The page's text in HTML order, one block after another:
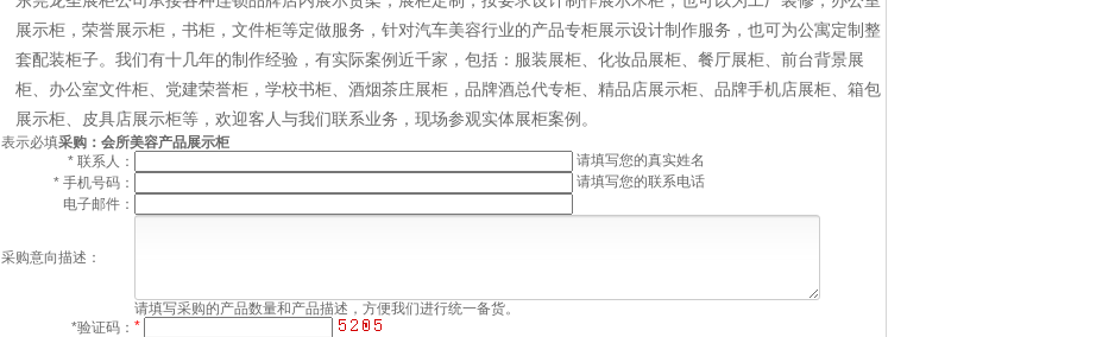
展示柜，荣誉展示柜，书柜，文件柜等定做服务，针对汽车美容行业的产品专柜展示设计制作服务，也可为公寓定制整
套配装柜子。我们有十几年的制作经验，有实际案例近千家，包括： 服装展柜 化妆品展柜 餐厅展柜
前台背景展
柜
办公室文件柜 党建荣誉柜 ， 学校书柜 酒烟茶庄展柜 ， 品牌酒总代专柜 精品店展示柜 品牌手机店展柜
箱包
展示柜
皮具店展示柜等，欢迎客人与我们联系业务，现场参观实体展柜案例。
表示必填采购：会所美容产品展示柜
* 联系人：
请填写您的真实姓名
* 手机号码：
请填写您的联系电话
电子邮件：
采购意向描述：
请填写采购的产品数量和产品描述，方便我们进行统一备货。
*验证码： *